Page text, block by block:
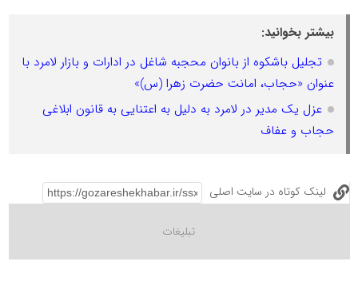
بیشتر بخوانید:
تجلیل باشکوه از بانوان محجبه شاغل در ادارات و بازار لامرد با
عنوان «حجاب، امانت حضرت زهرا (س)»
عزل یک مدیر در لامرد به دلیل به اعتنایی به قانون ابلاغی
حجاب و عفاف
لینک کوتاه در سایت اصلی